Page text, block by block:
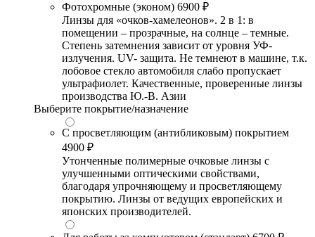
Фотохромные (эконом) 6900 ₽
Линзы для «очков-хамелеонов». 2 в 1: в
помещении – прозрачные, на солнце – темные.
Степень затемнения зависит от уровня УФ-
излучения. UV- защита. Не темнеют в машине, т.к.
лобовое стекло автомобиля слабо пропускает
ультрафиолет. Качественные, проверенные линзы
производства Ю.-В. Азии
Выберите покрытие/назначение
С просветляющим (антибликовым) покрытием
4900 ₽
Утонченные полимерные очковые линзы с
улучшенными оптическими свойствами,
благодаря упрочняющему и просветляющему
покрытию. Линзы от ведущих европейских и
японских производителей.